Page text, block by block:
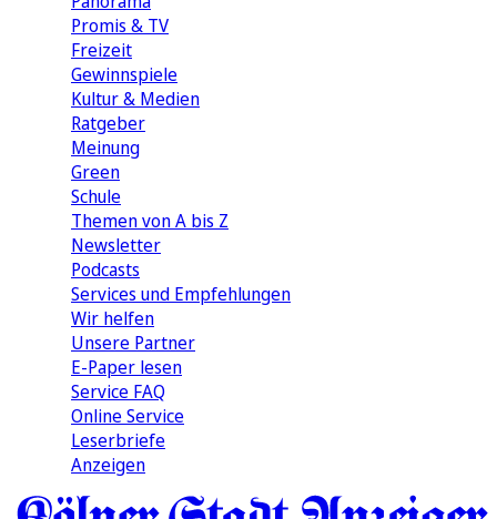
Promis & TV
Freizeit
Gewinnspiele
Kultur & Medien
Ratgeber
Meinung
Green
Schule
Themen von A bis Z
Newsletter
Podcasts
Services und Empfehlungen
Wir helfen
Unsere Partner
E-Paper lesen
Service FAQ
Online Service
Leserbriefe
Anzeigen